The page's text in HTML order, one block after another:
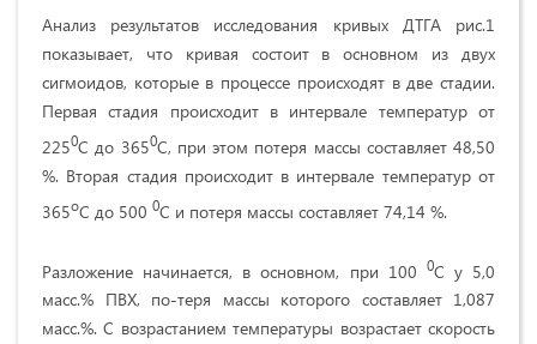
Анализ результатов исследования кривых ДТГА рис.1
показывает, что кривая состоит в основном из двух
сигмоидов, которые в процессе происходят в две стадии.
Первая стадия происходит в интервале температур от
2250С до 3650С, при этом потеря массы составляет 48,50
%. Вторая стадия происходит в интервале температур от
365оС до 500 0С и потеря массы составляет 74,14 %.
Разложение начинается, в основном, при 100 0С у 5,0
масс.% ПВХ, по-теря массы которого составляет 1,087
масс.%. С возрастанием температуры возрастает скорость